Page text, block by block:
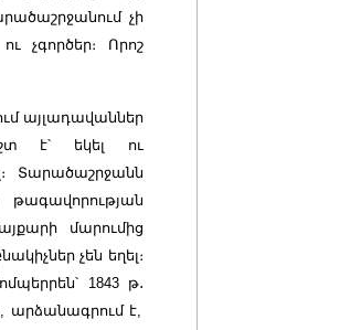
չի
չգործեր։ Որոշ
այլադավաններ
է՝ եկել ու
Տարածաշրջանն
մարումից
չեն եղել։
1843 թ․
արձանագրում է,